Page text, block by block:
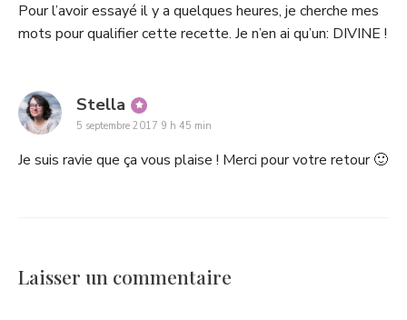
Pour l’avoir essayé il y a quelques heures, je cherche mes
mots pour qualifier cette recette. Je n’en ai qu’un: DIVINE !
Stella says:
5 septembre 2017 9 h 45 min
Je suis ravie que ça vous plaise ! Merci pour votre retour 🙂
Laisser un commentaire